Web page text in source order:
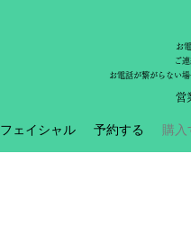
営
お
ご
お電話が繋がらない
フェイシャル 予約する 購入